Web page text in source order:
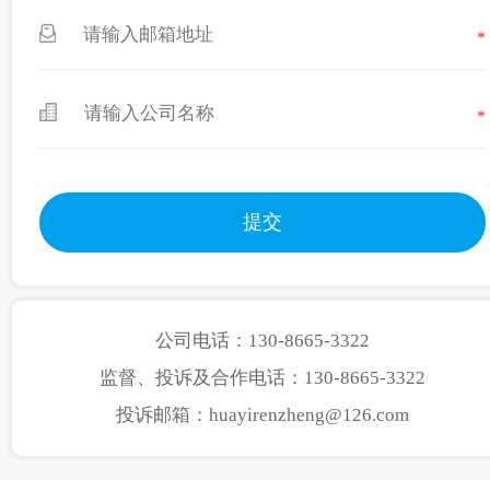
*
*
公司电话：130-8665-3322
监督、投诉及合作电话：130-8665-3322
投诉邮箱：huayirenzheng@126.com